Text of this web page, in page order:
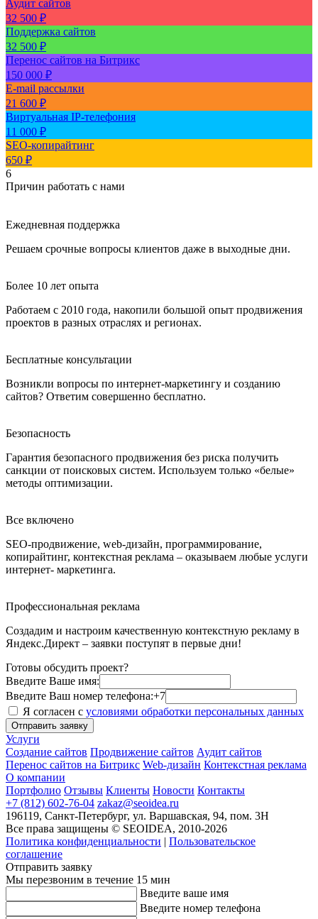
Аудит сайтов
32 500 ₽
Поддержка сайтов
32 500 ₽
Перенос сайтов на Битрикс
150 000 ₽
E-mail рассылки
21 600 ₽
Виртуальная IP-телефония
11 000 ₽
SEO-копирайтинг
650 ₽
6
Причин работать с нами
Ежедневная поддержка
Решаем срочные вопросы клиентов даже в выходные дни.
Более 10 лет опыта
Работаем с 2010 года, накопили большой опыт продвижения
проектов в разных отраслях и регионах.
Бесплатные консультации
Возникли вопросы по интернет-маркетингу и созданию
сайтов? Ответим совершенно бесплатно.
Безопасность
Гарантия безопасного продвижения без риска получить
санкции от поисковых систем. Используем только «белые»
методы оптимизации.
Все включено
SEO-продвижение, web-дизайн, программирование,
копирайтинг, контекстная реклама – оказываем любые услуги
интернет- маркетинга.
Профессиональная реклама
Создадим и настроим качественную контекстную рекламу в
Яндекс.Директ – заявки поступят в первые дни!
Готовы обсудить проект?
Введите Ваше имя:
Введите Ваш номер телефона:+7
Я согласен с условиями обработки персональных данных
Отправить заявку
Услуги
Создание сайтов Продвижение сайтов Аудит сайтов
Перенос сайтов на Битрикс Web-дизайн Контекстная реклама
О компании
Портфолио Отзывы Клиенты Новости Контакты
+7 (812) 602-76-04 zakaz@seoidea.ru
196119, Санкт-Петербург, ул. Варшавская, 94, пом. 3Н
Все права защищены © SEOIDEA, 2010-2026
Политика конфиденциальности | Пользовательское
соглашение
Отправить заявку
Мы перезвоним в течение 15 мин
Введите ваше имя
Введите номер телефона